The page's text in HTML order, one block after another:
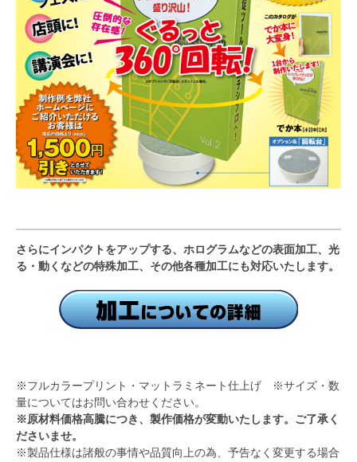
さらにインパクトをアップする、ホログラムなどの表面加工、光
る・動くなどの特殊加工、その他各種加工にも対応いたします。
※フルカラープリント・マットラミネート仕上げ ※サイズ・数
量についてはお問い合わせください。
※原材料価格高騰につき、製作価格が変動いたします。ご了承く
ださいませ。
※製品仕様は諸般の事情や品質向上の為、予告なく変更する場合